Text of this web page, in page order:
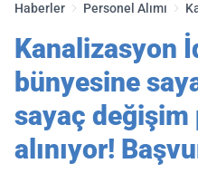
Haberler Personel Alımı
Kanalizasyon
bünyesine
sayaç değişim
alınıyor!